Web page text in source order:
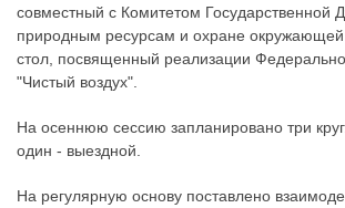
совместный с Комитетом Государственной
природным ресурсам и охране окружающей
стол, посвященный реализации
"Чистый воздух".
На осеннюю сессию запланировано три
один - выездной.
На регулярную основу поставлено